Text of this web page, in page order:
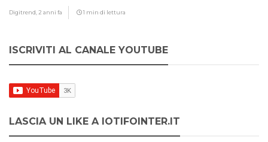
Digitrend, 2 anni fa 1 min di lettura
ISCRIVITI AL CANALE YOUTUBE
LASCIA UN LIKE A IOTIFOINTER.IT